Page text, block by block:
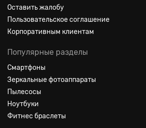
Оставить жалобу
Пользовательское соглашение
Корпоративным клиентам
Популярные разделы
Смартфоны
Зеркальные фотоаппараты
Пылесосы
Ноутбуки
Фитнес браслеты